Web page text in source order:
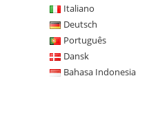
Italiano
Deutsch
Português
Dansk
Bahasa Indonesia